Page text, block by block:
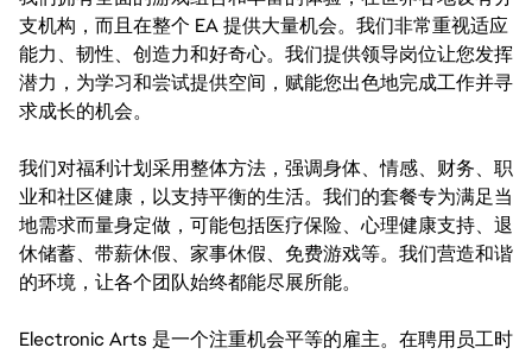
支机构，而且在整个 EA 提供大量机会。我们非常重视适应
能力、韧性、创造力和好奇心。我们提供领导岗位让您发挥
潜力，为学习和尝试提供空间，赋能您出色地完成工作并寻
求成长的机会。
我们对福利计划采用整体方法，强调身体、情感、财务、职
业和社区健康，以支持平衡的生活。我们的套餐专为满足当
地需求而量身定做，可能包括医疗保险、心理健康支持、退
休储蓄、带薪休假、家事休假、免费游戏等。我们营造和谐
的环境，让各个团队始终都能尽展所能。
Electronic Arts 是一个注重机会平等的雇主。在聘用员工时